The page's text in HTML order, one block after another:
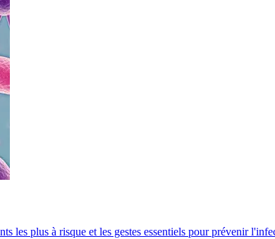
les plus à risque et les gestes essentiels pour prévenir